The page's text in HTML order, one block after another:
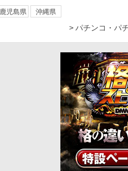
鹿児島県 沖縄県
> パチンコ・パ